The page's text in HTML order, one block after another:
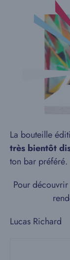
La bouteille
très bientôt
ton bar préféré.
Pour
Lucas Richard